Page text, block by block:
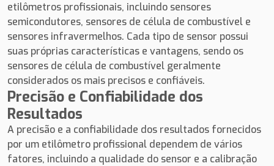
etilômetros profissionais, incluindo sensores
semicondutores, sensores de célula de combustível e
sensores infravermelhos. Cada tipo de sensor possui
suas próprias características e vantagens, sendo os
sensores de célula de combustível geralmente
considerados os mais precisos e confiáveis.
Precisão e Confiabilidade dos
Resultados
A precisão e a confiabilidade dos resultados fornecidos
por um etilômetro profissional dependem de vários
fatores, incluindo a qualidade do sensor e a calibração